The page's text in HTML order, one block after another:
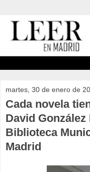
martes, 30 de enero de
Cada novela
David
Biblioteca
Madrid